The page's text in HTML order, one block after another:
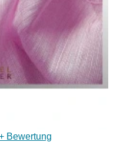
Bewertung